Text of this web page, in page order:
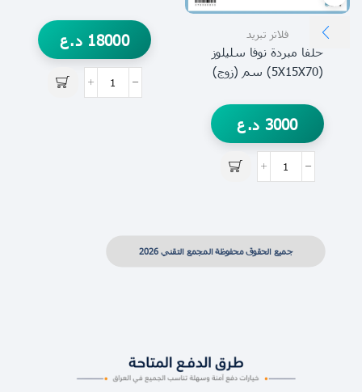
فلاتر تبريد
حلفا مبردة نوفا سليلوز
(5X15X70) سم (زوج)
3000 د.ع
18000 د.ع
جميع الحقوق محفوظة المجمع التقني 2026